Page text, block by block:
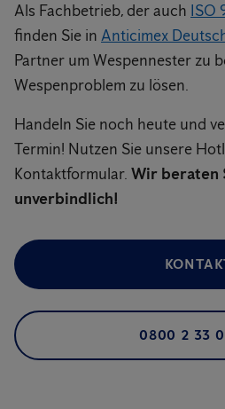
Als Fachbetrieb, der auch ISO
finden Sie in Anticimex
Partner um Wespennester zu
Wespenproblem zu lösen.
Handeln Sie noch heute und
Termin! Nutzen Sie unsere
Kontaktformular. Wir beraten
unverbindlich!
0800 2 33